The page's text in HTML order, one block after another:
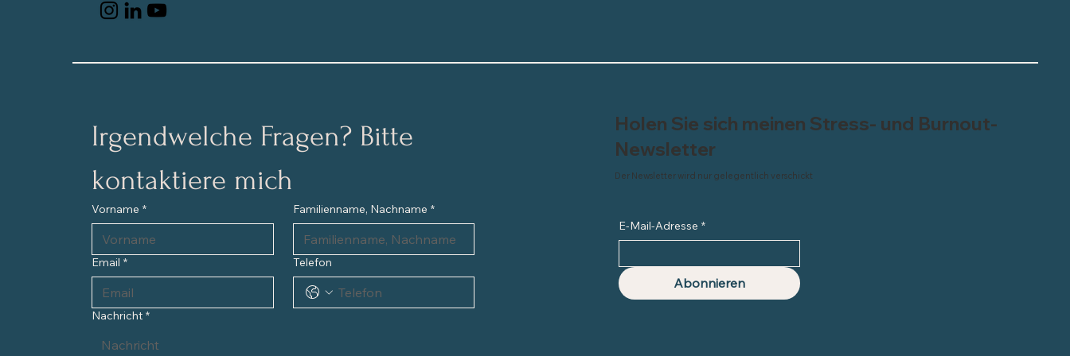
Irgendwelche Fragen? Bitte
kontaktiere mich
Vorname * Familienname, Nachname *
Email * Telefon
Nachricht *
Holen Sie sich meinen Stress- und Burnout-
Newsletter
Der Newsletter wird nur gelegentlich verschickt
E-Mail-Adresse *
Abonnieren